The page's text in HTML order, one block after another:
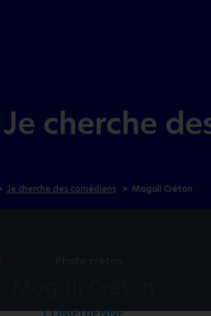
Je cherche
Je cherche des comédiens Magali Créton